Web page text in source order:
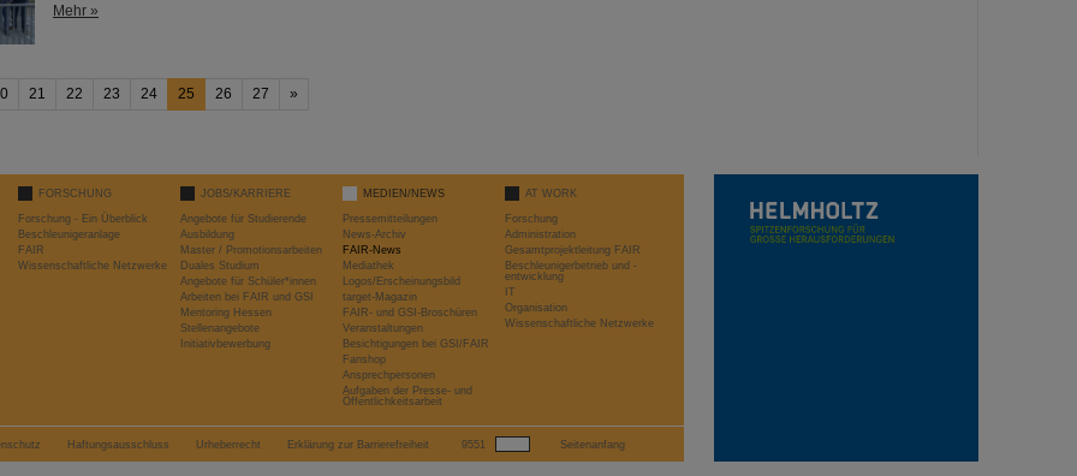
Mehr »
21 22 23 24 25 26 27 »
FORSCHUNG
Forschung - Ein Überblick
Beschleunigeranlage
FAIR
Wissenschaftliche Netzwerke
JOBS/KARRIERE
Angebote für Studierende
Ausbildung
Master / Promotionsarbeiten
Duales Studium
Angebote für Schüler*innen
Arbeiten bei FAIR und GSI
Mentoring Hessen
Stellenangebote
Initiativbewerbung
MEDIEN/NEWS
Pressemitteilungen
News-Archiv
FAIR-News
Mediathek
Logos/Erscheinungsbild
target-Magazin
FAIR- und GSI-Broschüren
Veranstaltungen
Besichtigungen bei GSI/FAIR
Fanshop
Ansprechpersonen
Aufgaben der Presse- und
Öffentlichkeitsarbeit
AT WORK
Forschung
Administration
Gesamtprojektleitung FAIR
Beschleunigerbetrieb und -
entwicklung
IT
Organisation
Wissenschaftliche Netzwerke
Haftungsausschluss Urheberrecht Erklärung zur Barrierefreiheit 9551 Seitenanfang